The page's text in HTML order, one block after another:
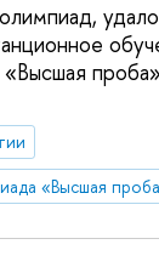
«Высшая